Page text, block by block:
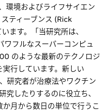
環境およびライフサイエン
ティーブンス (Rick
ます。「当研究所は、
ワフルなスーパーコンピュ
のような最新のテクノロジ
行しています。新しい
研究者が治療法やワクチン
究したりするのに役立ち、
月から数日の単位で行うこ